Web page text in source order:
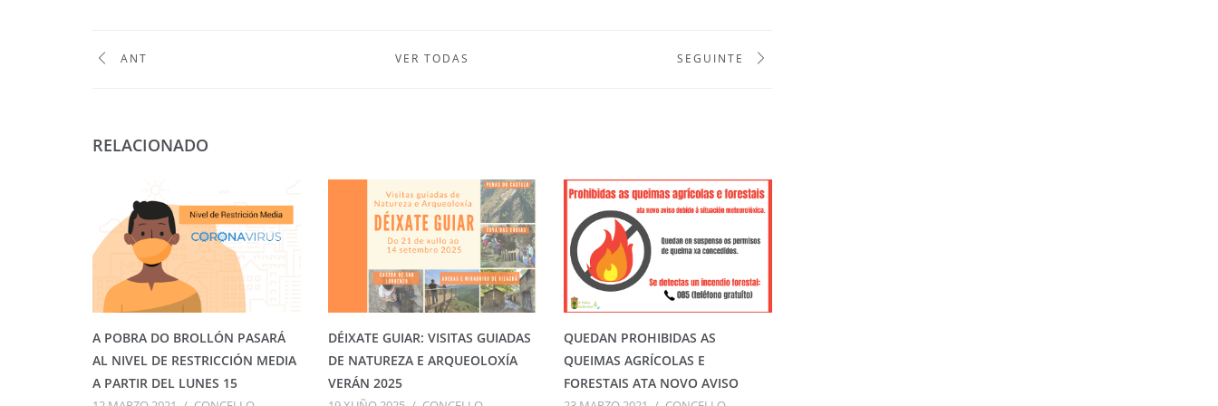
ANT VER TODAS SEGUINTE
RELACIONADO
A POBRA DO BROLLÓN PASARÁ
AL NIVEL DE RESTRICCIÓN MEDIA
A PARTIR DEL LUNES 15
DÉIXATE GUIAR: VISITAS GUIADAS
DE NATUREZA E ARQUEOLOXÍA
VERÁN 2025
QUEDAN PROHIBIDAS AS
QUEIMAS AGRÍCOLAS E
FORESTAIS ATA NOVO AVISO